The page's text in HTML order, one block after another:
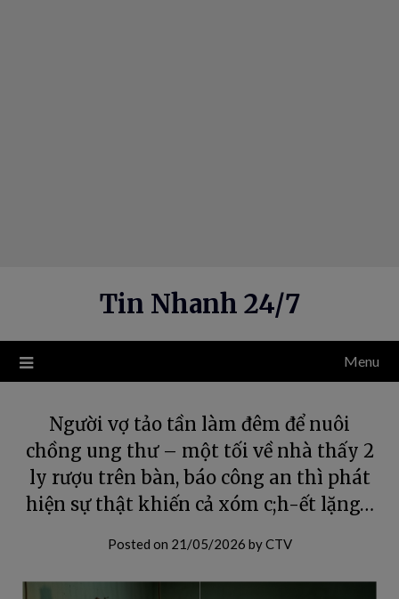
Tin Nhanh 24/7
Menu
Người vợ tảo tần làm đêm để nuôi
chồng ung thư – một tối về nhà thấy 2
ly rượu trên bàn, báo công an thì phát
hiện sự thật khiến cả xóm c;h-ết lặng…
Posted on 21/05/2026 byCTV